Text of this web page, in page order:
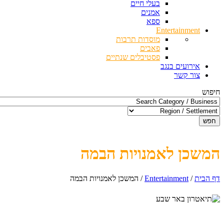
בעלי חיים
אמנים
ספא
Entertainment
מוסדות תרבות
פאבים
פסטיבלים שנתיים
אירועים בנגב
צור קשר
חיפוש
חפש
המשכן לאמנויות הבמה
דף הבית/
Entertainment
/ המשכן לאמנויות הבמה